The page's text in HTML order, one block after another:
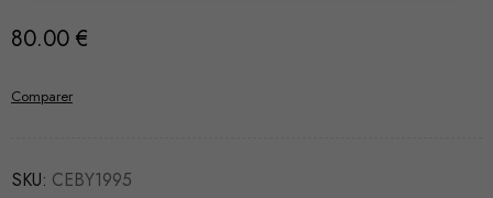
80.00 €
Comparer
SKU: CEBY1995